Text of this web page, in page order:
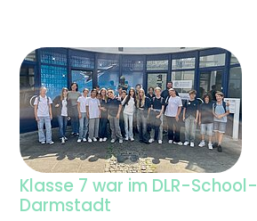
Klasse 7 war im DLR-
Darmstadt